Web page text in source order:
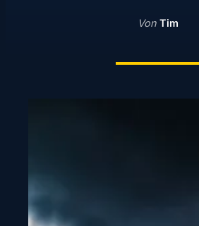
Von Tim